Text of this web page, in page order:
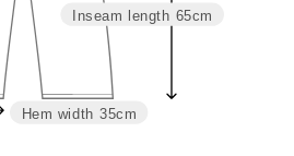
Inseam length 65cm
Hem width 35cm